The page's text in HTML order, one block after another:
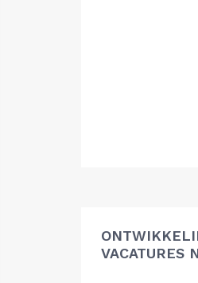
VACATURES